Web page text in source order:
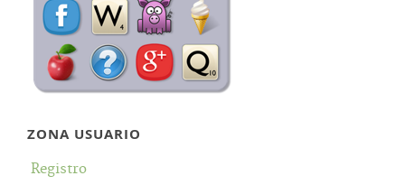
ZONA USUARIO
Registro